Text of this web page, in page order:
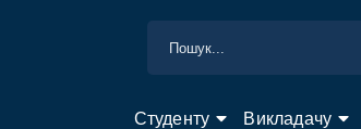
Студенту Викладачу